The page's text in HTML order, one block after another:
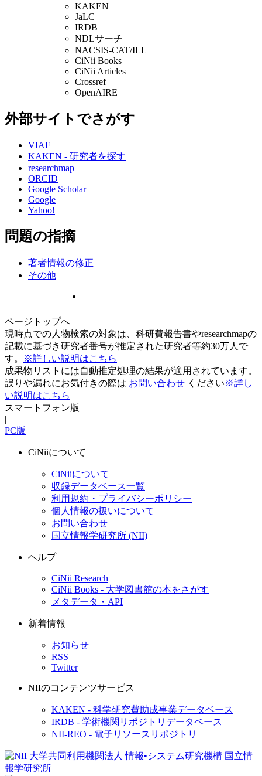
KAKEN
JaLC
IRDB
NDLサーチ
NACSIS-CAT/ILL
CiNii Books
CiNii Articles
Crossref
OpenAIRE
外部サイトでさがす
VIAF
KAKEN - 研究者を探す
researchmap
ORCID
Google Scholar
Google
Yahoo!
問題の指摘
著者情報の修正
その他
ページトップへ
現時点での人物検索の対象は、科研費報告書やresearchmapの
記載に基づき研究者番号が推定された研究者等約30万人で
す。
※詳しい説明はこちら
成果物リストには自動推定処理の結果が適用されています。
誤りや漏れにお気付きの際は お問い合わせ ください※詳し
い説明はこちら
スマートフォン版
|
PC版
CiNiiについて
CiNiiについて
収録データベース一覧
利用規約・プライバシーポリシー
個人情報の扱いについて
お問い合わせ
国立情報学研究所 (NII)
ヘルプ
CiNii Research
CiNii Books - 大学図書館の本をさがす
メタデータ・API
新着情報
お知らせ
RSS
Twitter
NIIのコンテンツサービス
KAKEN - 科学研究費助成事業データベース
IRDB - 学術機関リポジトリデータベース
NII-REO - 電子リソースリポジトリ